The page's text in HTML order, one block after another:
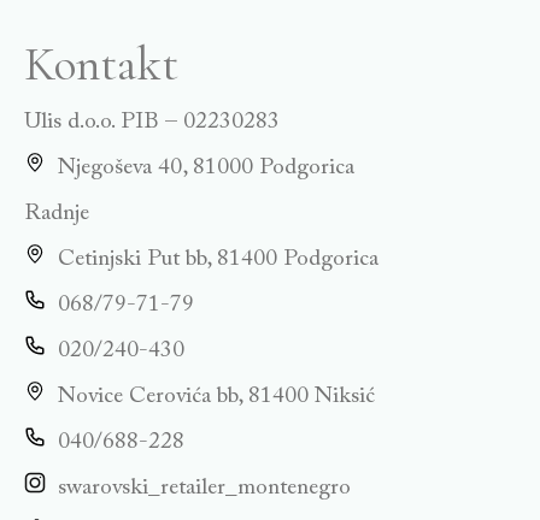
Kontakt
Ulis d.o.o. PIB – 02230283
Njegoševa 40, 81000 Podgorica
Radnje
Cetinjski Put bb, 81400 Podgorica
068/79-71-79
020/240-430
Novice Cerovića bb, 81400 Niksić
040/688-228
swarovski_retailer_montenegro